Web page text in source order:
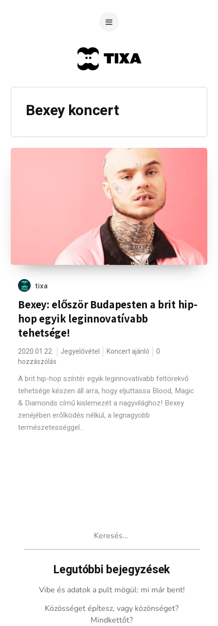
Bexey koncert
tixa
Bexey: először Budapesten a brit hip-
hop egyik leginnovatívabb
tehetsége!
2020.01.22. Jegyelővétel Koncert ajánló
0
hozzászólás
A brit hip-hop színtér egyik leginnovatívabb feltörekvő
tehetsége készen áll arra, hogy eljuttassa Blood, Magic
& Diamonds című kislemezét a nagyvilághoz! Bexey
zenéjében erőlködés nélkül, a legnagyobb
természetességgel...
Legutóbbi bejegyzések
Vibe és adatok a pult mögül: mi már bent!
Közösséget építesz, vagy közönséget?
Mindkettőt?